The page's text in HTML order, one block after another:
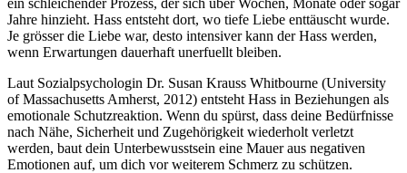
ein schleichender Prozess, der sich über Wochen, Monate oder sogar
Jahre hinzieht. Hass entsteht dort, wo tiefe Liebe enttäuscht wurde.
Je grösser die Liebe war, desto intensiver kann der Hass werden,
wenn Erwartungen dauerhaft unerfuellt bleiben.
Laut Sozialpsychologin Dr. Susan Krauss Whitbourne (University
of Massachusetts Amherst, 2012) entsteht Hass in Beziehungen als
emotionale Schutzreaktion. Wenn du spürst, dass deine Bedürfnisse
nach Nähe, Sicherheit und Zugehörigkeit wiederholt verletzt
werden, baut dein Unterbewusstsein eine Mauer aus negativen
Emotionen auf, um dich vor weiterem Schmerz zu schützen.